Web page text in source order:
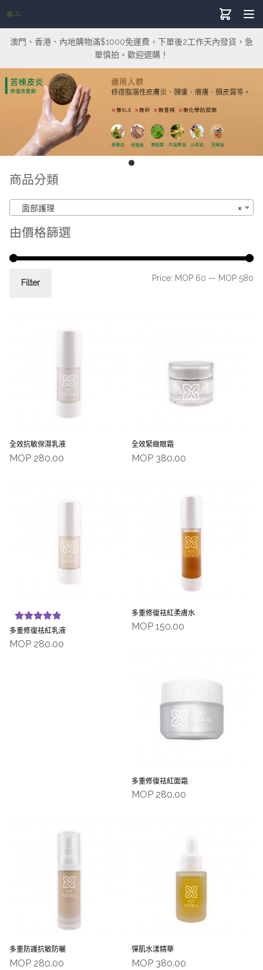
澳門、香港、內地購物滿$1000免運費，下單後2工作天內發貨，急
單慎拍。歡迎選購！
商品分類
×
面部護理
全效抗敏保濕乳液
MOP 280.00
全效緊緻眼霜
MOP 380.00
多重修復祛紅乳液
Rated5.00
out of 5
MOP 280.00
多重修復祛紅柔膚水
MOP 150.00
多重修復祛紅面霜
MOP 280.00
多重防護抗敏防曬
MOP 280.00
彈肌水漾精華
MOP 380.00
由價格篩選
Filter
Price: MOP 60 — MOP 580